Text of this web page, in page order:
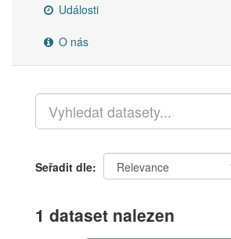
Události
O nás
Seřadit dle
1 dataset nalezen